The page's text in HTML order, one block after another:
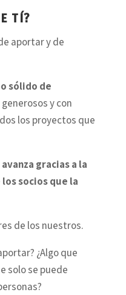
TÍ?
aportar y de
sólido de
generosos y con
los proyectos que
gracias a la
socios que la
de los nuestros.
¿Algo que
solo se puede